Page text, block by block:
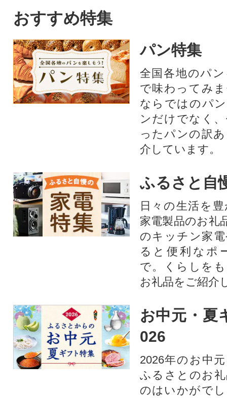
おすすめ特集
パン特集
全国各地のパ
で味わってみ
ならではのパ
ンだけでなく
ったパンの訳
介しています。
ふるさと自
日々の生活を
家電製品のお礼
のキッチン家
ると便利なポ
で。くらしを
お礼品をご紹介
お中元・夏
026
2026年のお中
ふるさとのお
のはいかがで